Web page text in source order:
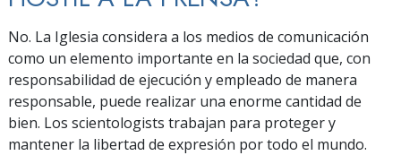
No. La Iglesia considera a los medios de comunicación
como un elemento importante en la sociedad que, con
responsabilidad de ejecución y empleado de manera
responsable, puede realizar una enorme cantidad de
bien. Los scientologists trabajan para proteger y
mantener la libertad de expresión por todo el mundo.